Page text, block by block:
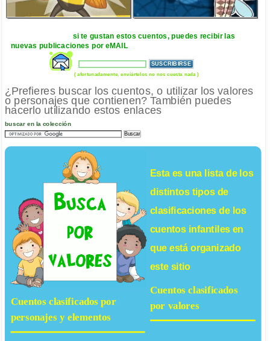
si te gustan estos cuentos, puedes recibir las
nuevas publicaciones por eMAIL
( afortunadamente, enviártelos no nos cuesta nada )
¿Prefieres buscar los cuentos, o utilizar los valores
o personajes que contienen? También puedes
hacerlo utilizando estos enlaces
buscar en la colección
Esta es una lista de los
distintos tipos de
clasificaciones de los
cuentos infantilesen
que está organizado
este sitio
Cuentos clasificados
por valores
Cuentos clasificados por
personajes y elementos